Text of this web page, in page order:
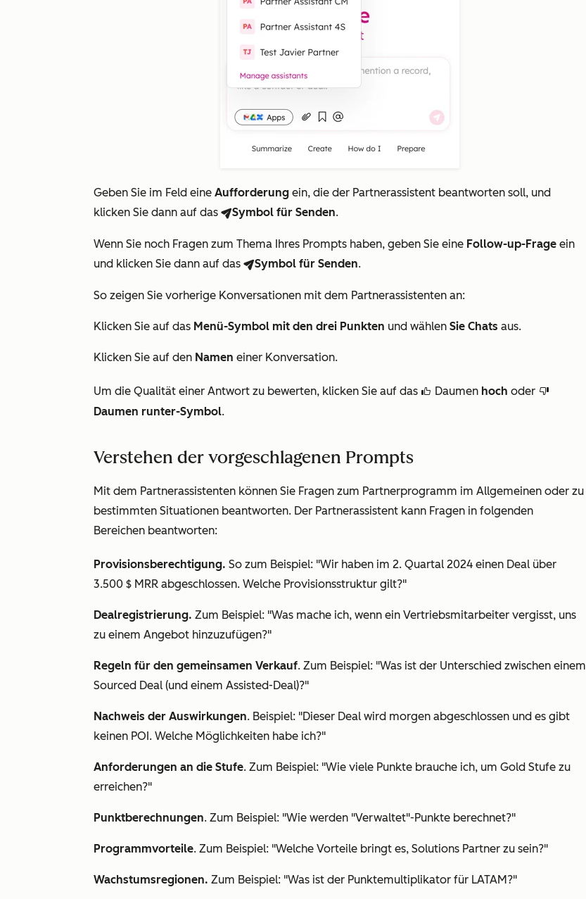
Geben Sie im Feld eine Aufforderung ein, die der Partnerassistent beantworten soll, und
klicken Sie dann auf das breezeSendSymbol für Senden.
Wenn Sie noch Fragen zum Thema Ihres Prompts haben, geben Sie eine Follow-up-Frage ein
und klicken Sie dann auf das breezeSendSymbol für Senden.
So zeigen Sie vorherige Konversationen mit dem Partnerassistenten an:
Klicken Sie auf das Menü-Symbol mit den drei Punkten und wählen Sie Chats aus.
Klicken Sie auf den Namen einer Konversation.
Um die Qualität einer Antwort zu bewerten, klicken Sie auf das thumbsUp Daumen hoch oder thumbsDown
Daumen runter-Symbol.
Verstehen der vorgeschlagenen Prompts
Mit dem Partnerassistenten können Sie Fragen zum Partnerprogramm im Allgemeinen oder zu
bestimmten Situationen beantworten. Der Partnerassistent kann Fragen in folgenden
Bereichen beantworten:
Provisionsberechtigung. So zum Beispiel: "Wir haben im 2. Quartal 2024 einen Deal über
3.500 $ MRR abgeschlossen. Welche Provisionsstruktur gilt?"
Dealregistrierung. Zum Beispiel: "Was mache ich, wenn ein Vertriebsmitarbeiter vergisst, uns
zu einem Angebot hinzuzufügen?"
Regeln für den gemeinsamen Verkauf. Zum Beispiel: "Was ist der Unterschied zwischen einem
Sourced Deal (und einem Assisted-Deal)?"
Nachweis der Auswirkungen. Beispiel: "Dieser Deal wird morgen abgeschlossen und es gibt
keinen POI. Welche Möglichkeiten habe ich?"
Anforderungen an die Stufe. Zum Beispiel: "Wie viele Punkte brauche ich, um Gold Stufe zu
erreichen?"
Punktberechnungen. Zum Beispiel: "Wie werden "Verwaltet"-Punkte berechnet?"
Programmvorteile. Zum Beispiel: "Welche Vorteile bringt es, Solutions Partner zu sein?"
Wachstumsregionen. Zum Beispiel: "Was ist der Punktemultiplikator für LATAM?"